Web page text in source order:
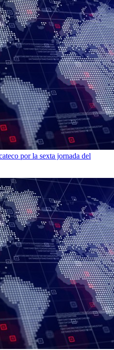
por la sexta jornada del